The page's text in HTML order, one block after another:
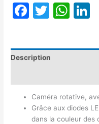
Facebook
Twitter
Description
Caméra rotative,
Grâce aux diodes
dans la couleur des